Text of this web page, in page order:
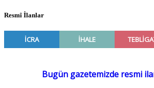
Resmî İlanlar